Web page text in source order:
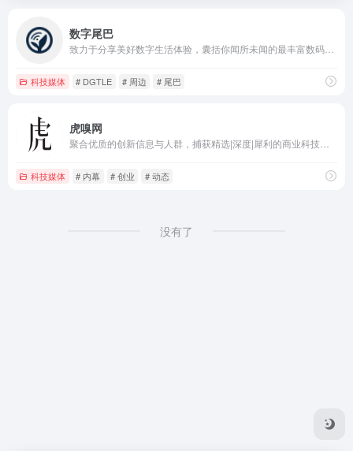
数字尾巴
科技媒体 # DGTLE # 周边 # 尾巴
虎嗅网
科技媒体 # 内幕 # 创业 # 动态
没有了